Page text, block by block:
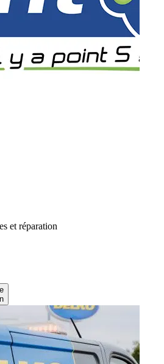
et réparation